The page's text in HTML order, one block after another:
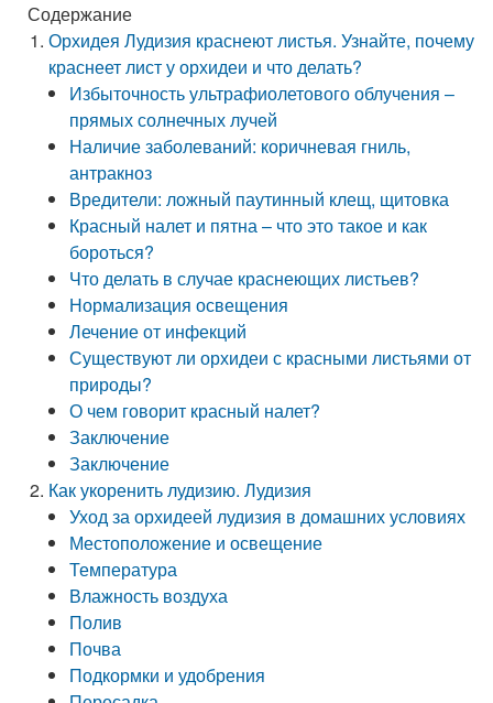
Содержание
Орхидея Лудизия краснеют листья. Узнайте, почему
краснеет лист у орхидеи и что делать?
Избыточность ультрафиолетового облучения –
прямых солнечных лучей
Наличие заболеваний: коричневая гниль,
антракноз
Вредители: ложный паутинный клещ, щитовка
Красный налет и пятна – что это такое и как
бороться?
Что делать в случае краснеющих листьев?
Нормализация освещения
Лечение от инфекций
Существуют ли орхидеи с красными листьями от
природы?
О чем говорит красный налет?
Заключение
Заключение
Как укоренить лудизию. Лудизия
Уход за орхидеей лудизия в домашних условиях
Местоположение и освещение
Температура
Влажность воздуха
Полив
Почва
Подкормки и удобрения